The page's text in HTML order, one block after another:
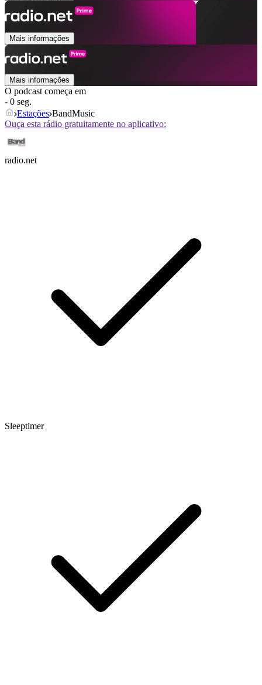
Mais informações
Mais informações
O podcast começa em
- 0 seg.
Estações BandMusic
Ouça esta rádio gratuitamente no aplicativo:
radio.net
Sleeptimer